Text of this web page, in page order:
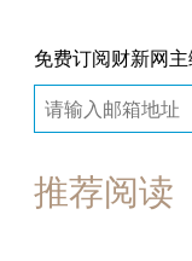
免费订阅财新网
推荐阅读